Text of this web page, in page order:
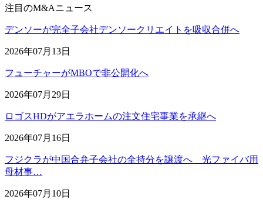
注目のM&Aニュース
デンソーが完全子会社デンソークリエイトを吸収合併へ
2026年07月13日
フューチャーがMBOで非公開化へ
2026年07月29日
ロゴスHDがアエラホームの注文住宅事業を承継へ
2026年07月16日
フジクラが中国合弁子会社の全持分を譲渡へ 光ファイバ用
母材事…
2026年07月10日